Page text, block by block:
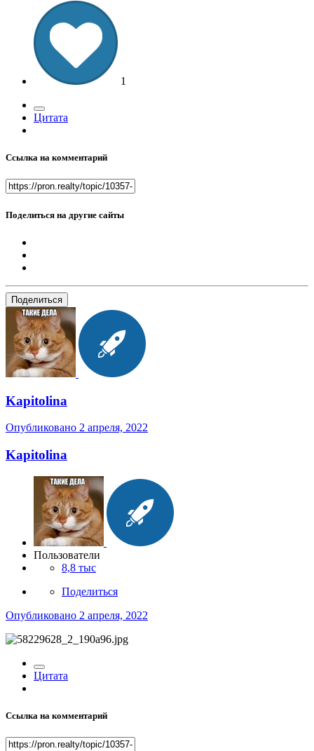
1
Цитата
Ссылка на комментарий
Поделиться на другие сайты
Поделиться
Kapitolina
Опубликовано 2 апреля, 2022
Kapitolina
Пользователи
8,8 тыс
Поделиться
Опубликовано 2 апреля, 2022
Цитата
Ссылка на комментарий